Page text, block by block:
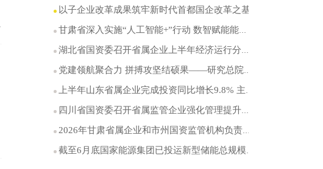
以子企业改革成果筑牢新时代首都国企改革之基
甘肃省深入实施“人工智能+”行动 数智赋能能源产业转型升级
湖北省国资委召开省属企业上半年经济运行分析会
党建领航聚合力 拼搏攻坚结硕果——研究总院党委以高质量党建引领能源科研创新突破
上半年山东省属企业完成投资同比增长9.8% 主业投资占比保持在99%以上
四川省国资委召开省属监管企业强化管理提升专项行动工作推进会
2026年甘肃省属企业和市州国资监管机构负责人年中工作会议召开
截至6月底国家能源集团已投运新型储能总规模约814千瓦/1945万千瓦时